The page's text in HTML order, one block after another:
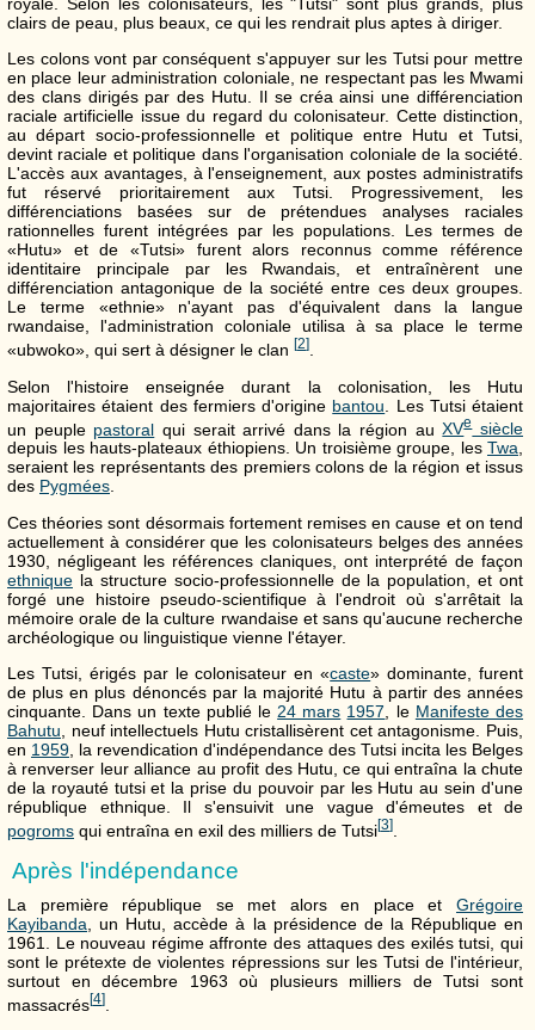
clairs de peau, plus beaux, ce qui les rendrait plus aptes à diriger.
Les colons vont par conséquent s'appuyer sur les Tutsi pour mettre
en place leur administration coloniale, ne respectant pas les Mwami
des clans dirigés par des Hutu. Il se créa ainsi une différenciation
raciale artificielle issue du regard du colonisateur. Cette distinction,
au départ socio-professionnelle et politique entre Hutu et Tutsi,
devint raciale et politique dans l'organisation coloniale de la société.
L'accès aux avantages, à l'enseignement, aux postes administratifs
fut réservé prioritairement aux Tutsi. Progressivement, les
différenciations basées sur de prétendues analyses raciales
rationnelles furent intégrées par les populations. Les termes de
«Hutu» et de «Tutsi» furent alors reconnus comme référence
identitaire principale par les Rwandais, et entraînèrent une
différenciation antagonique de la société entre ces deux groupes.
Le terme «ethnie» n'ayant pas d'équivalent dans la langue
rwandaise, l'administration coloniale utilisa à sa place le terme
«ubwoko», qui sert à désigner le clan [2]
Selon l'histoire enseignée durant la colonisation, les Hutu
majoritaires étaient des fermiers d'origine bantou . Les Tutsi étaient
un peuple pastoral qui serait arrivé dans la région auXVesiècle
depuis les hauts-plateaux éthiopiens. Un troisième groupe, les Twa,
seraient les représentants des premiers colons de la région et issus
des Pygmées.
Ces théories sont désormais fortement remises en cause et on tend
actuellement à considérer que les colonisateurs belges des années
1930, négligeant les références claniques, ont interprété de façon
ethnique la structure socio-professionnelle de la population, et ont
forgé une histoire pseudo-scientifique à l'endroit où s'arrêtait la
mémoire orale de la culture rwandaise et sans qu'aucune recherche
archéologique ou linguistique vienne l'étayer.
Les Tutsi, érigés par le colonisateur en «caste» dominante, furent
de plus en plus dénoncés par la majorité Hutu à partir des années
cinquante. Dans un texte publié le 24 mars 1957 , le Manifeste des
Bahutu , neuf intellectuels Hutu cristallisèrent cet antagonisme. Puis,
en 1959 , la revendication d'indépendance des Tutsi incita les Belges
à renverser leur alliance au profit des Hutu, ce qui entraîna la chute
de la royauté tutsi et la prise du pouvoir par les Hutu au sein d'une
république ethnique. Il s'ensuivit une vague d'émeutes et de
pogroms qui entraîna en exil des milliers de Tutsi[3]
Après l'indépendance
La première république se met alors en place et Grégoire
Kayibanda, un Hutu, accède à la présidence de la République en
1961. Le nouveau régime affronte des attaques des exilés tutsi, qui
sont le prétexte de violentes répressions sur les Tutsi de l'intérieur,
surtout en décembre 1963 où plusieurs milliers de Tutsi sont
massacrés[4]